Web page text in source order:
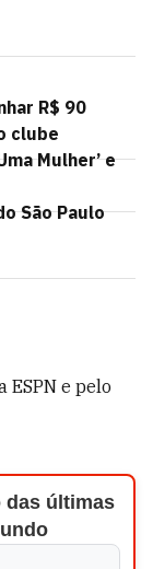
R$ 90
clube
Mulher’ e
São Paulo
e pelo
das últimas